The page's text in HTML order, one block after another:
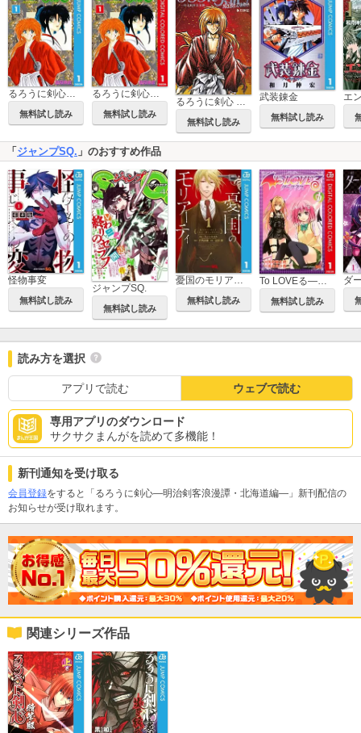
るろうに剣心―明治剣客浪漫譚― モノクロ版
無料試し読み
るろうに剣心―明治剣客浪漫譚― カラー版
無料試し読み
るろうに剣心 magazine
無料試し読み
武装錬金
無料試し読み
「 ジャンプSQ. 」のおすすめ作品
怪物事変
無料試し読み
ジャンプSQ.
無料試し読み
無料試し読み 無料試し読み
読み方を選択
アプリで読む ウェブで読む
専用アプリのダウンロード
サクサクまんがを読めて多機能！
新刊通知を受け取る
会員登録をすると「るろうに剣心―明治剣客浪漫譚・北海道編―」新刊配信の
お知らせが受け取れます。
関連シリーズ作品